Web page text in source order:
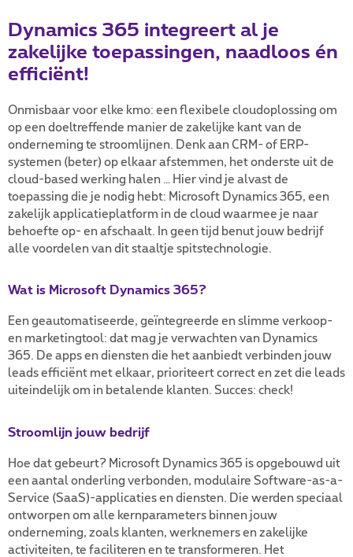
Dynamics 365 integreert al je
zakelijke toepassingen, naadloos én
efficiënt!
Onmisbaar voor elke kmo: een flexibele cloudoplossing om
op een doeltreffende manier de zakelijke kant van de
onderneming te stroomlijnen. Denk aan CRM- of ERP-
systemen (beter) op elkaar afstemmen, het onderste uit de
cloud-based werking halen … Hier vind je alvast de
toepassing die je nodig hebt: Microsoft Dynamics 365, een
zakelijk applicatieplatform in de cloud waarmee je naar
behoefte op- en afschaalt. In geen tijd benut jouw bedrijf
alle voordelen van dit staaltje spitstechnologie.
Wat is Microsoft Dynamics 365?
Een geautomatiseerde, geïntegreerde en slimme verkoop-
en marketingtool: dat mag je verwachten van Dynamics
365. De apps en diensten die het aanbiedt verbinden jouw
leads efficiënt met elkaar, prioriteert correct en zet die leads
uiteindelijk om in betalende klanten. Succes: check!
Stroomlijn jouw bedrijf
Hoe dat gebeurt? Microsoft Dynamics 365 is opgebouwd uit
een aantal onderling verbonden, modulaire Software-as-a-
Service (SaaS)-applicaties en diensten. Die werden speciaal
ontworpen om alle kernparameters binnen jouw
onderneming, zoals klanten, werknemers en zakelijke
activiteiten, te faciliteren en te transformeren. Het